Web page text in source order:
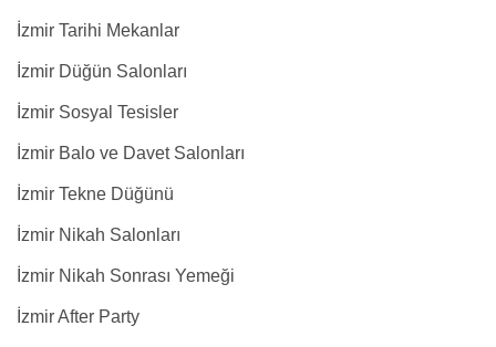
İzmir Tarihi Mekanlar
İzmir Düğün Salonları
İzmir Sosyal Tesisler
İzmir Balo ve Davet Salonları
İzmir Tekne Düğünü
İzmir Nikah Salonları
İzmir Nikah Sonrası Yemeği
İzmir After Party